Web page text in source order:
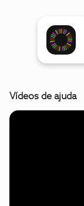
Vídeos de ajuda